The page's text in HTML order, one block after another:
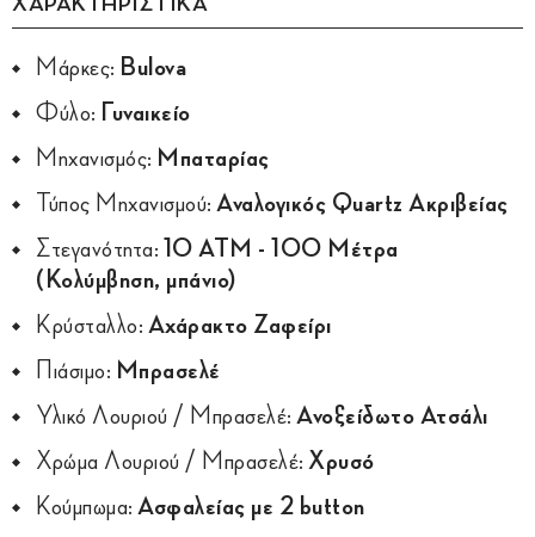
Μάρκες: Bulova
Φύλο:
Γυναικείο
Μηχανισμός: Μπαταρίας
Τύπος Μηχανισμού: Αναλογικός Quartz Ακριβείας
Στεγανότητα: 10 ATM - 100 Μέτρα
(Κολύμβηση, μπάνιο)
Κρύσταλλο: Αχάρακτο Ζαφείρι
Πιάσιμο: Μπρασελέ
Υλικό Λουριού / Μπρασελέ: Ανοξείδωτο Ατσάλι
Χρώμα Λουριού / Μπρασελέ: Χρυσό
Κούμπωμα: Ασφαλείας με 2 button